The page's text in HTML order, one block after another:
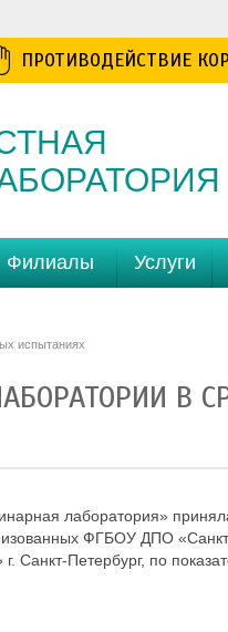
ПРОТИВОДЕЙСТВИЕ
Филиалы Услуги
испытаниях
В
лаборатория»
ФГБОУ ДПО
г. Санкт-Петербург, по